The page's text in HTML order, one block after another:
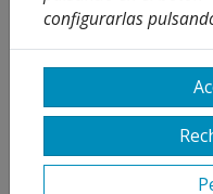
¡Este producto no
configurarlas